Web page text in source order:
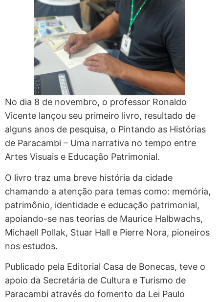
No dia 8 de novembro, o professor Ronaldo
Vicente lançou seu primeiro livro, resultado de
alguns anos de pesquisa, o Pintando as Histórias
de Paracambi – Uma narrativa no tempo entre
Artes Visuais e Educação Patrimonial.
O livro traz uma breve história da cidade
chamando a atenção para temas como: memória,
patrimônio, identidade e educação patrimonial,
apoiando-se nas teorias de Maurice Halbwachs,
Michaell Pollak, Stuar Hall e Pierre Nora, pioneiros
nos estudos.
Publicado pela Editorial Casa de Bonecas, teve o
apoio da Secretária de Cultura e Turismo de
Paracambi através do fomento da Lei Paulo